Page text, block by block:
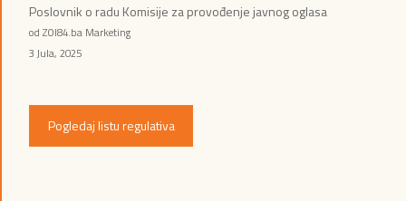
Poslovnik o radu Komisije za provođenje javnog oglasa
od ZOI84.ba Marketing
3 Jula, 2025
Pogledaj listu regulativa